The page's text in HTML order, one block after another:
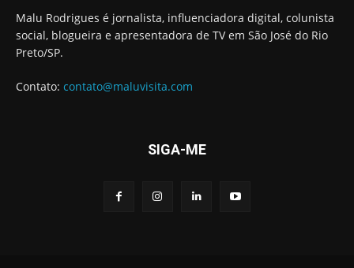
Malu Rodrigues é jornalista, influenciadora digital, colunista
social, blogueira e apresentadora de TV em São José do Rio
Preto/SP.
Contato: contato@maluvisita.com
SIGA-ME